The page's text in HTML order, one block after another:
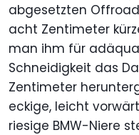
abgesetzten
acht Zentimeter
man ihm für
Schneidigkeit das
Zentimeter
eckige, leicht
riesige BMW-Niere